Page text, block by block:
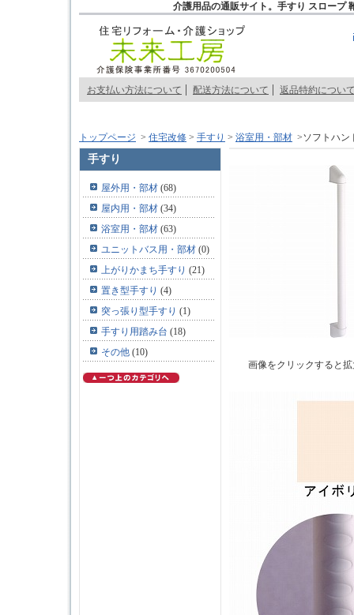
介護用品の通販サイト。手すり スロープ
お支払い方法について 配送方法について 返品特約につい
トップページ > 住宅改修 > 手すり > 浴室用・部材 >ソフトハ
手すり
屋外用・部材 (68)
屋内用・部材 (34)
浴室用・部材 (63)
ユニットバス用・部材 (0)
上がりかまち手すり (21)
置き型手すり (4)
突っ張り型手すり (1)
手すり用踏み台 (18)
その他 (10)
画像をクリックすると